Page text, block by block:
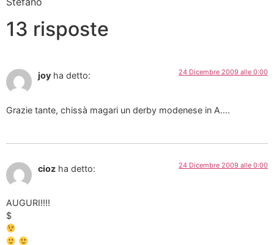
13 risposte
joy ha detto: 24 Dicembre 2009 alle 0:00
Grazie tante, chissà magari un derby modenese in A….
cioz ha detto: 24 Dicembre 2009 alle 0:00
AUGURI!!!!
$